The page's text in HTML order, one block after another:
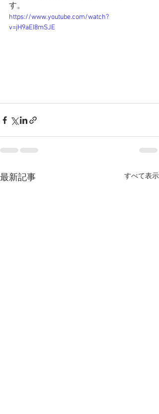
す。
https://www.youtube.com/watch?
v=jH9aEI8mSJE
最新記事 すべて表示